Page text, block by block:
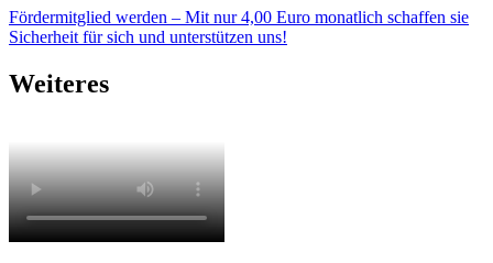
Fördermitglied werden – Mit nur 4,00 Euro monatlich schaffen sie
Sicherheit für sich und unterstützen uns!
Weiteres